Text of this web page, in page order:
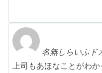
名無しらいふド
上司もあほなことがわか